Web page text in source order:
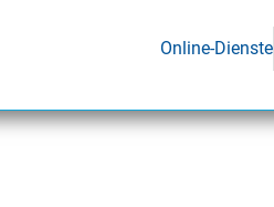
Online-Dienste